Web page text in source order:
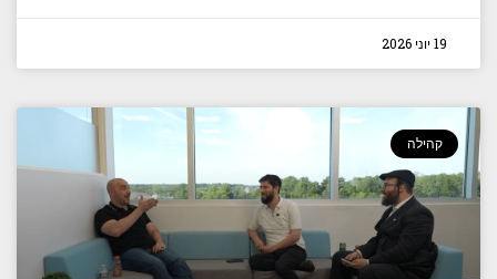
19 יוני 2026
קהילה